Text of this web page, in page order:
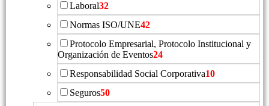
Laboral32
Normas ISO/UNE42
Protocolo Empresarial, Protocolo Institucional y
Organización de Eventos24
Responsabilidad Social Corporativa10
Seguros50